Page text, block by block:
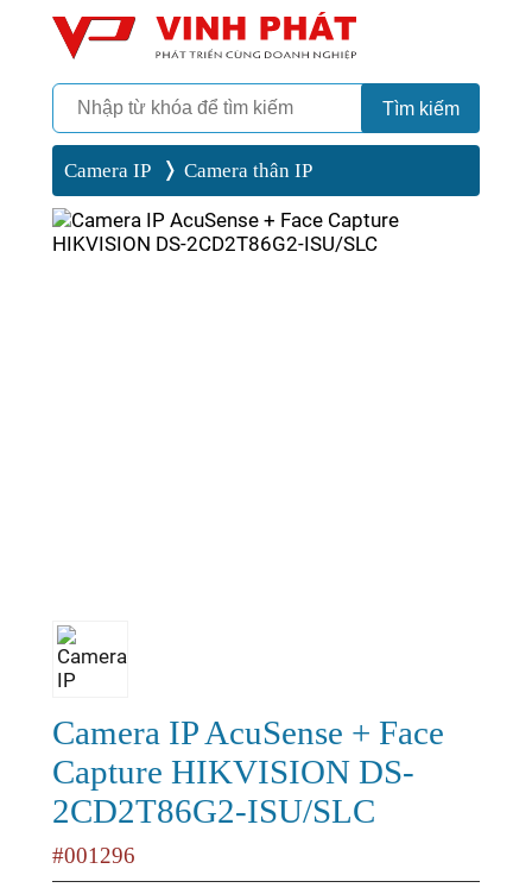
Vinh Phát Cần Thơ Tìm kiếm
Camera IP Camera thân IP
Camera IP AcuSense + Face
Capture HIKVISION DS-
2CD2T86G2-ISU/SLC
#001296